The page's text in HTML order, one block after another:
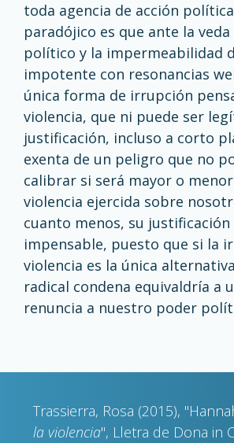
toda agencia de acción
paradójico es que ante la
político y la impermeabilidad
impotente con resonancias
única forma de irrupción
violencia, que ni puede ser
justificación, incluso a corto
exenta de un peligro que no
calibrar si será mayor o
violencia ejercida sobre
cuanto menos, su justificación
impensable, puesto que si la
violencia es la única
radical condena equivaldría a
renuncia a nuestro poder
Trassierra, Rosa (2015),
la violencia", Lletra de Dona in